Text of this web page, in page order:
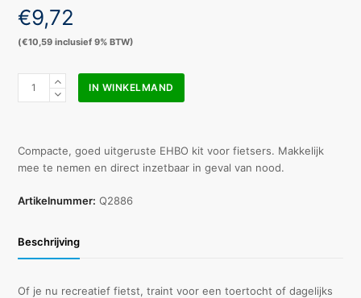
€9,72
(€10,59 inclusief 9% BTW)
QuickAid
aantal
IN WINKELMAND
Compacte, goed uitgeruste EHBO kit voor fietsers. Makkelijk
mee te nemen en direct inzetbaar in geval van nood.
Artikelnummer: Q2886
Beschrijving
Of je nu recreatief fietst, traint voor een toertocht of dagelijks